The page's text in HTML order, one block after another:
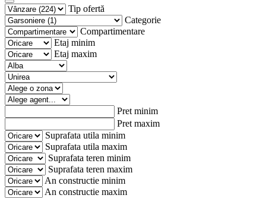
Tip ofertă
Categorie
Compartimentare
Etaj minim
Etaj maxim
Pret minim
Pret maxim
Suprafata utila minim
Suprafata utila maxim
Suprafata teren minim
Suprafata teren maxim
An constructie minim
An constructie maxim